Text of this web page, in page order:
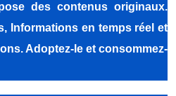
des contenus originaux.
Informations en temps réel et
Adoptez-le et consommez-